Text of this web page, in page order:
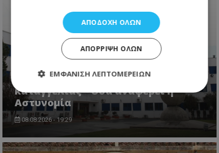
«Κράτος Μαφία»: Η υπόθεση
Δρουσιώτη διερευνάται κατόπιν
καταγγελίας - Όσα αναφέρει η
Αστυνομία
08.08.2026 - 19:29
ΑΠΟΔΟΧΉ ΌΛΩΝ
ΑΠΌΡΡΙΨΗ ΌΛΩΝ
ΕΜΦΆΝΙΣΗ ΛΕΠΤΟΜΕΡΕΙΏΝ
Απολύτως απαραίτητα
Απόδοσης
Λειτουργικότητας
Μη ταξινομημένα